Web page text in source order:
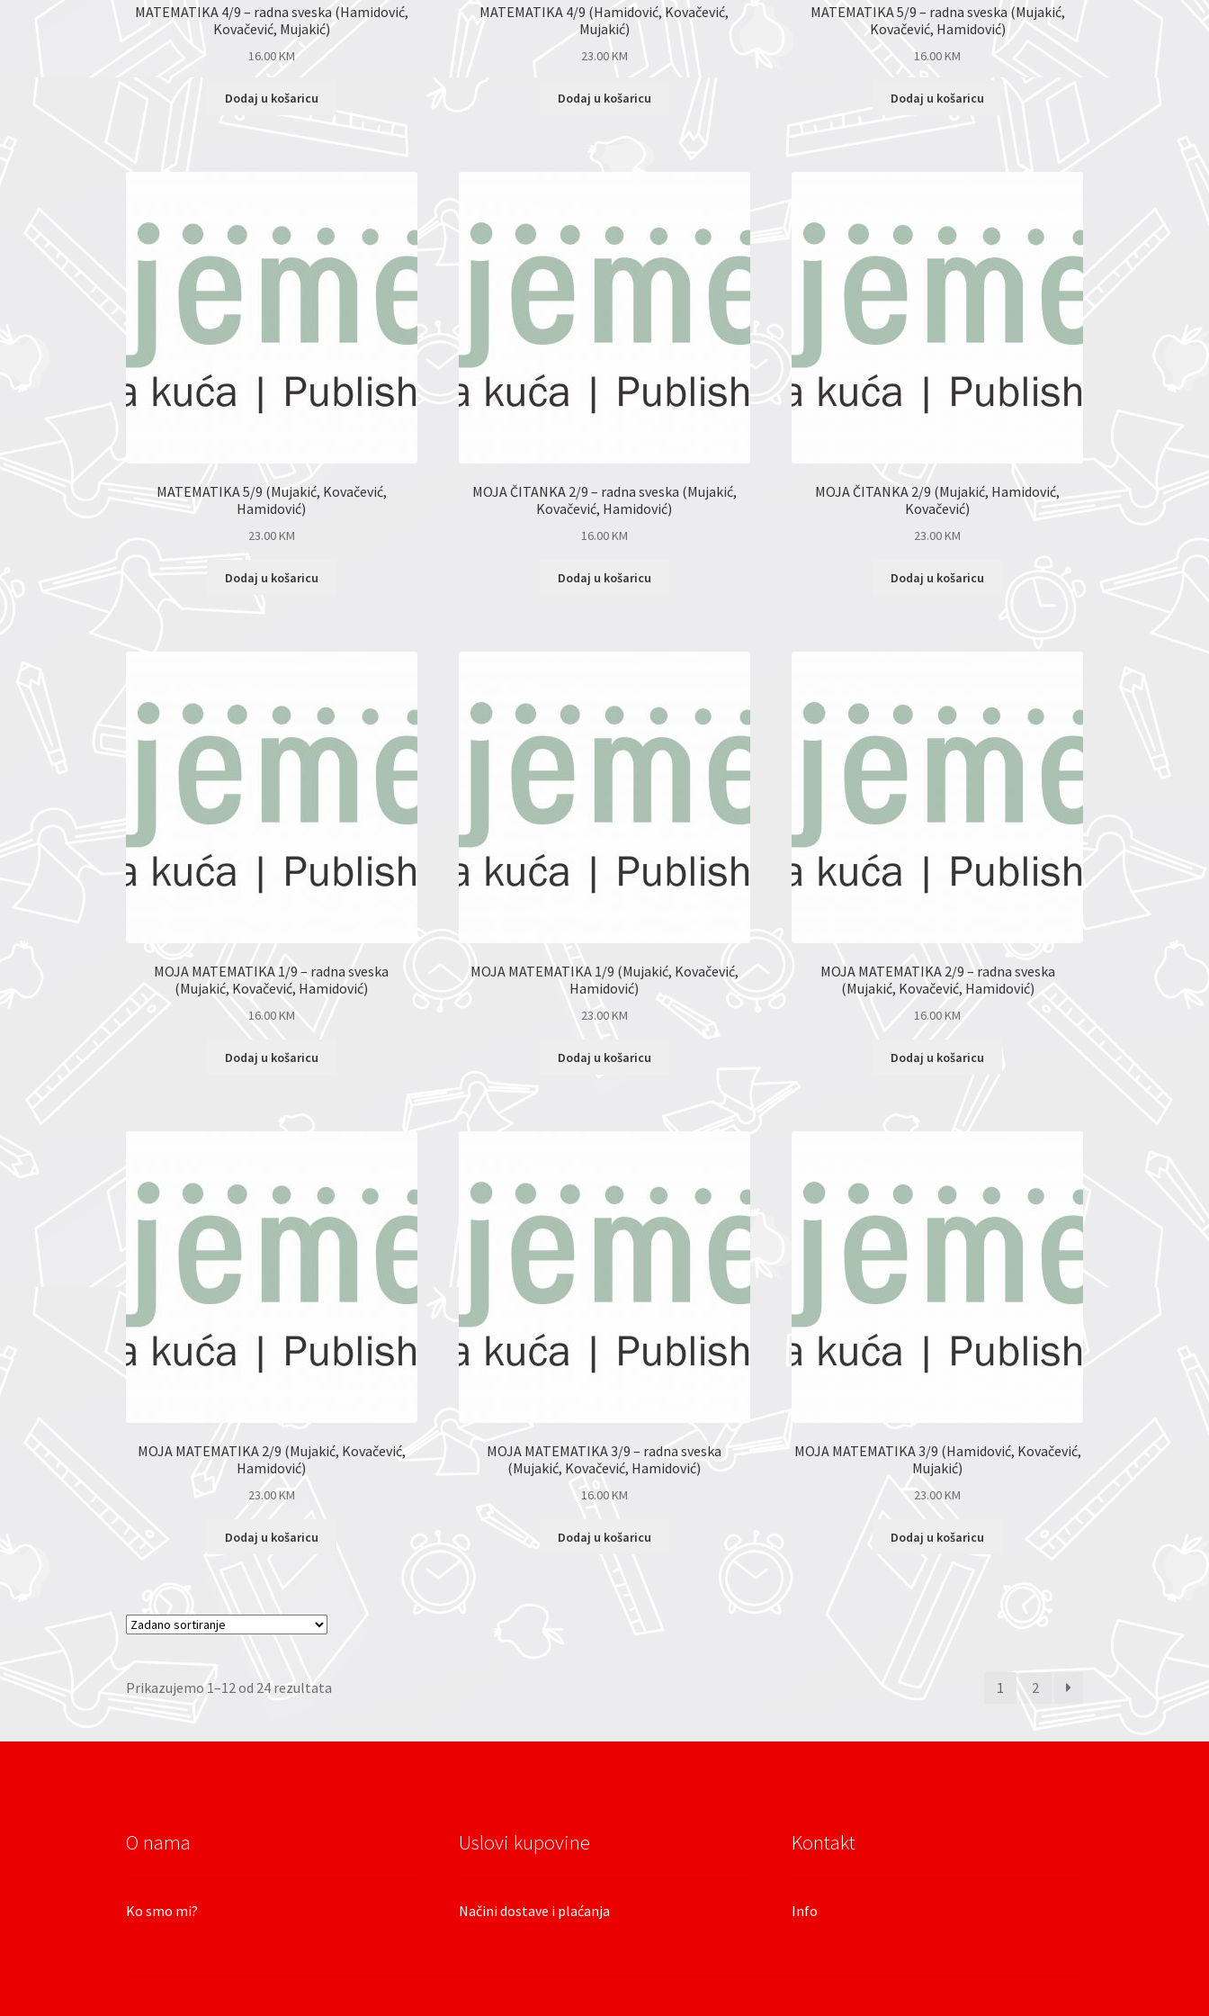
MATEMATIKA 4/9 – radna sveska (Hamidović,
Kovačević, Mujakić)
16.00KM
Dodaj u košaricu
MATEMATIKA 4/9 (Hamidović, Kovačević,
Mujakić)
23.00KM
Dodaj u košaricu
MATEMATIKA 5/9 – radna sveska (Mujakić,
Kovačević, Hamidović)
16.00KM
Dodaj u košaricu
MATEMATIKA 5/9 (Mujakić, Kovačević,
Hamidović)
23.00KM
Dodaj u košaricu
MOJA ČITANKA 2/9 – radna sveska (Mujakić,
Kovačević, Hamidović)
16.00KM
Dodaj u košaricu
MOJA ČITANKA 2/9 (Mujakić, Hamidović,
Kovačević)
23.00KM
Dodaj u košaricu
MOJA MATEMATIKA 1/9 – radna sveska
(Mujakić, Kovačević, Hamidović)
16.00KM
Dodaj u košaricu
MOJA MATEMATIKA 1/9 (Mujakić, Kovačević,
Hamidović)
23.00KM
Dodaj u košaricu
MOJA MATEMATIKA 2/9 – radna sveska
(Mujakić, Kovačević, Hamidović)
16.00KM
Dodaj u košaricu
MOJA MATEMATIKA 2/9 (Mujakić, Kovačević,
Hamidović)
23.00KM
Dodaj u košaricu
MOJA MATEMATIKA 3/9 – radna sveska
(Mujakić, Kovačević, Hamidović)
16.00KM
Dodaj u košaricu
MOJA MATEMATIKA 3/9 (Hamidović, Kovačević,
Mujakić)
23.00KM
Dodaj u košaricu
Prikazujemo 1–12 od 24 rezultata 1 2
O nama
Ko smo mi?
Uslovi kupovine
Načini dostave i plaćanja
Kontakt
Info